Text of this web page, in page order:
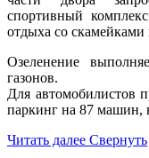
спортивный
отдыха со
Озеленение
газонов.
Для автомобилистов
паркинг на 87 машин,
Читать далее Свернуть